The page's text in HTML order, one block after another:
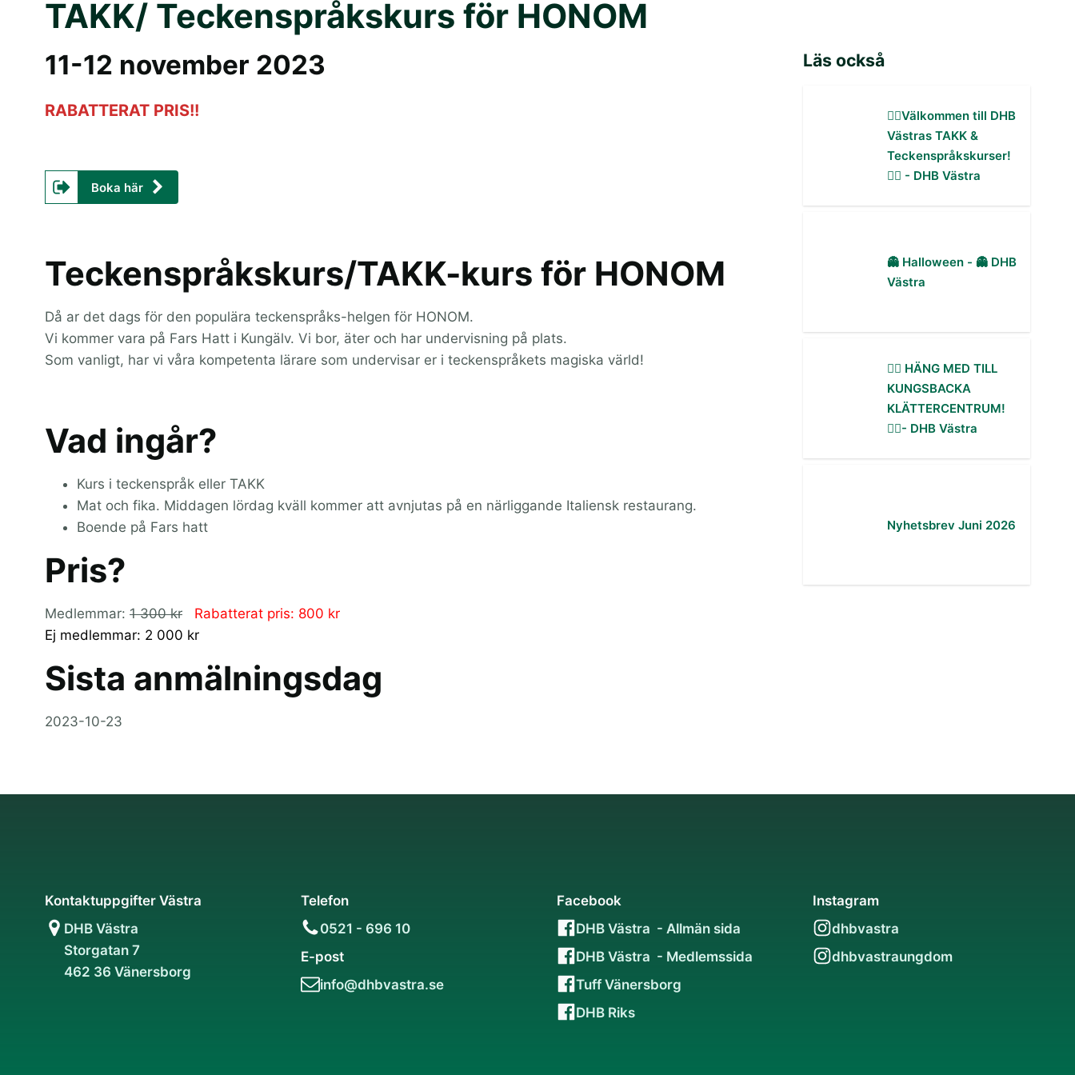
TAKK/ Teckenspråkskurs för HONOM
11-12 november 2023
RABATTERAT PRIS!!
Boka här
Teckenspråkskurs/TAKK-kurs för HONOM
Då ar det dags för den populära teckenspråks-helgen för HONOM.
Vi kommer vara på Fars Hatt i Kungälv. Vi bor, äter och har undervisning på plats.
Som vanligt, har vi våra kompetenta lärare som undervisar er i teckenspråkets magiska värld!
Vad ingår?
Kurs i teckenspråk eller TAKK
Mat och fika. Middagen lördag kväll kommer att avnjutas på en närliggande Italiensk restaurang.
Boende på Fars hatt
Pris?
Medlemmar: 1 300 kr
Rabatterat pris: 800 kr
Ej medlemmar: 2 000 kr
Sista anmälningsdag
2023-10-23
Läs också
✋🏻Välkommen till DHB
Västras TAKK &
Teckenspråkskurser!
✋🏻 - DHB Västra
👻 Halloween - 👻 DHB
Västra
🧗‍♀️ HÄNG MED TILL
KUNGSBACKA
KLÄTTERCENTRUM!
🧗‍♂️- DHB Västra
Nyhetsbrev Juni 2026
Kontaktuppgifter Västra
DHB Västra
Storgatan 7
462 36 Vänersborg
Telefon
0521 - 696 10
E-post
info@dhbvastra.se
Facebook
DHB Västra - Allmän sida
DHB Västra - Medlemssida
Tuff Vänersborg
DHB Riks
Instagram
dhbvastra
dhbvastraungdom